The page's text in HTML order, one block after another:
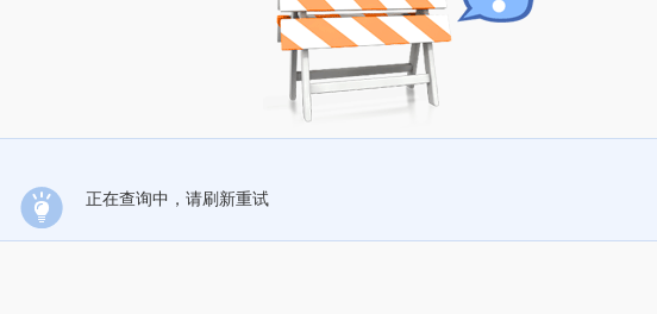
正在查询中，请刷新重试